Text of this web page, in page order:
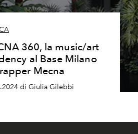
360, la music/art
al Base Milano
Mecna
di Giulia Gilebbi